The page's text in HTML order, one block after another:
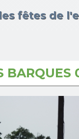
fêtes de
BARQUES